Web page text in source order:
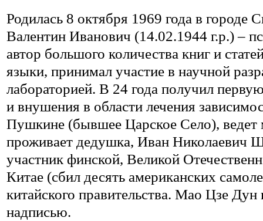
Родилась 8 октября 1969 года в
Валентин Иванович (14.02.1944 г.р.) –
автор большого количества книг и
языки, принимал участие в научной
лабораторией. В 24 года получил
и внушения в области лечения
Пушкине (бывшее Царское Село),
проживает дедушка, Иван Николаевич
участник финской, Великой
Китае (сбил десять американских
китайского правительства. Мао Цзе
надписью.